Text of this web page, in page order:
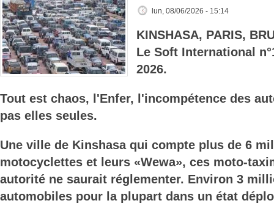
lun, 08/06/2026 - 15:14
KINSHASA, PARIS,
Le Soft International
2026.
Tout est chaos, l'Enfer, l'incompétence des
pas elles seules.
Une ville de Kinshasa qui compte plus de 6
motocyclettes et leurs «Wewa», ces moto-
autorité ne saurait réglementer. Environ 3
automobiles pour la plupart dans un état